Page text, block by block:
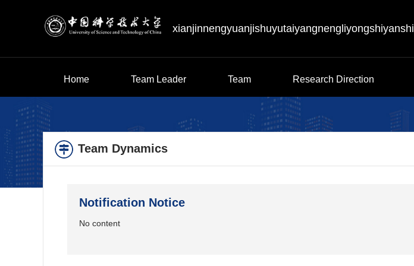
xianjinnengyuanjishuyutaiyangnengliyongshiyanshi
Home Team Leader Team Research Direction
Team Dynamics
Notification Notice
No content